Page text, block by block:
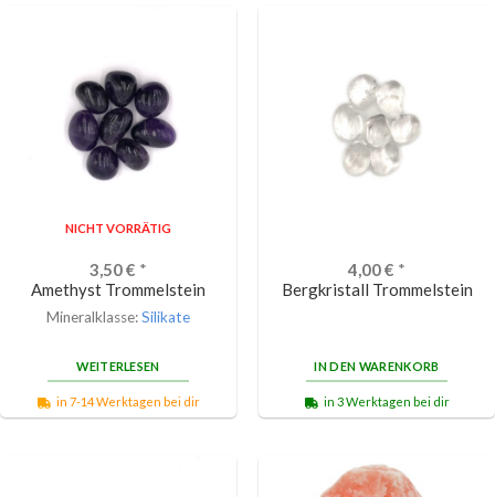
NICHT VORRÄTIG
3,50€ *
Amethyst Trommelstein
Mineralklasse:Silikate
WEITERLESEN
in 7-14 Werktagen bei dir
4,00€ *
Bergkristall Trommelstein
IN DEN WARENKORB
in 3 Werktagen bei dir